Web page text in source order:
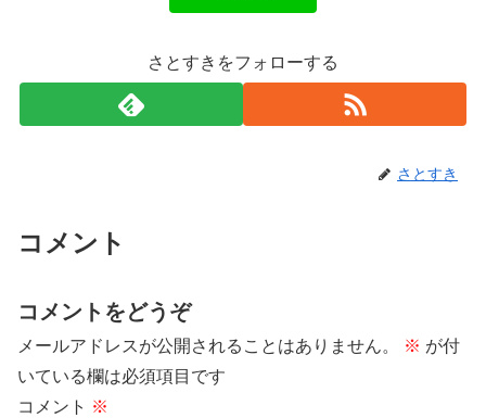
さとすきをフォローする
さとすき
コメント
コメントをどうぞ
メールアドレスが公開されることはありません。 ※ が付
いている欄は必須項目です
コメント ※